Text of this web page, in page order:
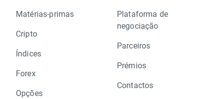
Matérias-primas
Cripto
Índices
Forex
Opções
Plataforma de
negociação
Parceiros
Prémios
Contactos